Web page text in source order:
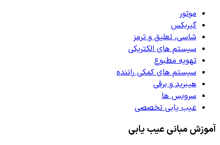
موتور
گیربکس
شاسی، تعلیق و ترمز
سیستم های الکتریکی
تهویه مطبوع
سیستم های کمکی راننده
هیبرید و برقی
سرویس ها
عیب یابی تخصصی
آموزش مبانی عیب یابی